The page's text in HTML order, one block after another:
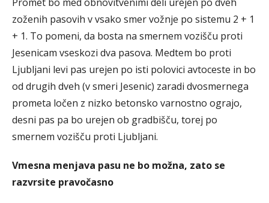
zoženih pasovih v vsako smer vožnje po sistemu 2 + 1
+ 1. To pomeni, da bosta na smernem vozišču proti
Jesenicam vseskozi dva pasova. Medtem bo proti
Ljubljani levi pas urejen po isti polovici avtoceste in bo
od drugih dveh (v smeri Jesenic) zaradi dvosmernega
prometa ločen z nizko betonsko varnostno ograjo,
desni pas pa bo urejen ob gradbišču, torej po
smernem vozišču proti Ljubljani.
Vmesna menjava pasu ne bo možna, zato se
razvrsite pravočasno